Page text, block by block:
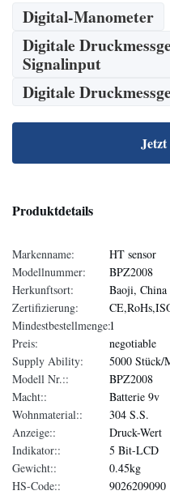
Digital-Manometer
Digitale
Signalinput
Digitale
Produktdetails
Markenname:
HT sensor
Modellnummer:
BPZ2008
Herkunftsort:
Baoji, China
Zertifizierung:
Mindestbestellmenge:1
Preis:
negotiable
Supply Ability:
5000 Stück/
Modell Nr.::
BPZ2008
Macht::
Batterie 9v
Wohnmaterial::
304 S.S.
Anzeige::
Druck-Wert
Indikator::
5 Bit-LCD
Gewicht::
0.45kg
HS-Code::
9026209090